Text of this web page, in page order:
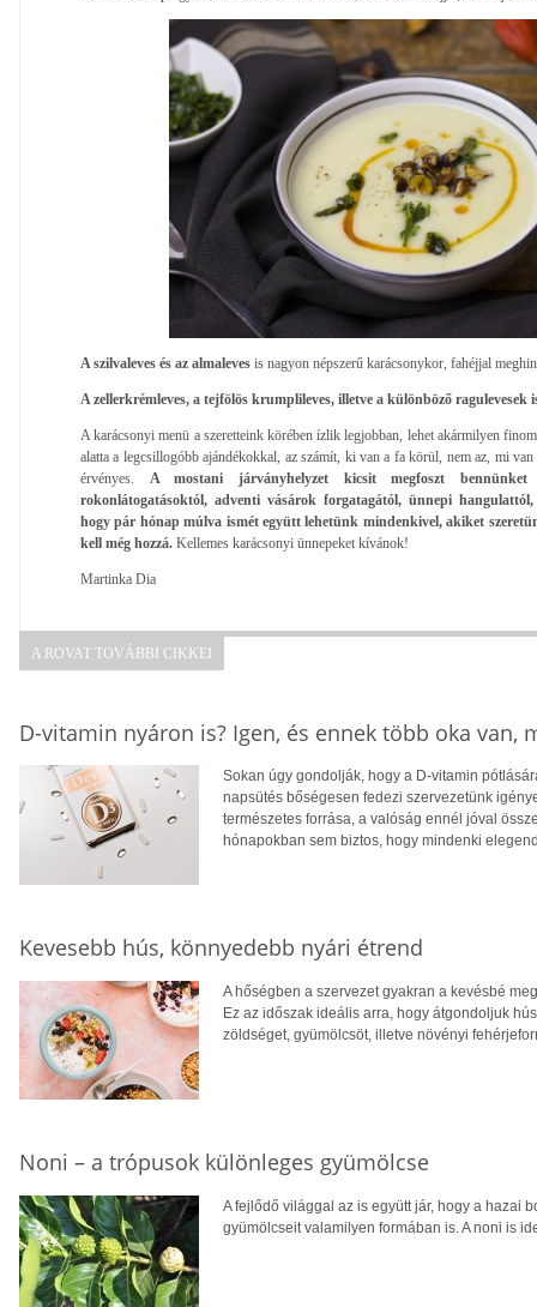
A szilvaleves és az almaleves is nagyon népszerű karácsonykor, fahéjjal
A zellerkrémleves, a tejfölös krumplileves, illetve a különböző ragulevesek
A karácsonyi menü a szeretteink körében ízlik legjobban, lehet akármilyen
alatta a legcsillogóbb ajándékokkal, az számít, ki van a fa körül, nem az, mi van
érvényes. A mostani járványhelyzet kicsit megfoszt bennünket
rokonlátogatásoktól, adventi vásárok forgatagától, ünnepi
hogy pár hónap múlva ismét együtt lehetünk mindenkivel, akiket
kell még hozzá. Kellemes karácsonyi ünnepeket kívánok!
Martinka Dia
A ROVAT TOVÁBBI CIKKEI
D-vitamin nyáron is? Igen, és ennek több oka van,
Sokan úgy gondolják, hogy a D-vitamin
napsütés bőségesen fedezi szervezetünk
természetes forrása, a valóság ennél jóval
hónapokban sem biztos, hogy mindenki
Kevesebb hús, könnyedebb nyári étrend
A hőségben a szervezet gyakran a kevésbé
Ez az időszak ideális arra, hogy átgondoljuk
zöldséget, gyümölcsöt, illetve növényi
Noni – a trópusok különleges gyümölcse
A fejlődő világgal az is együtt jár, hogy a hazai
gyümölcseit valamilyen formában is. A noni is